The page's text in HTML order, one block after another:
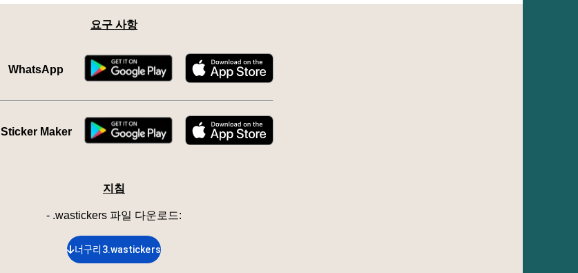
요구 사항
WhatsApp
Sticker Maker
지침
- .wastickers 파일 다운로드:
너구리3.wastickers